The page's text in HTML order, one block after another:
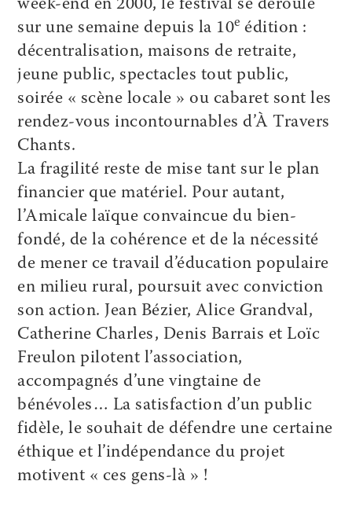
week-end en 2000, le festival se déroule
sur une semaine depuis la 10e édition :
décentralisation, maisons de retraite,
jeune public, spectacles tout public,
soirée « scène locale » ou cabaret sont les
rendez-vous incontournables d’À Travers
Chants.
La fragilité reste de mise tant sur le plan
financier que matériel. Pour autant,
l’Amicale laïque convaincue du bien-
fondé, de la cohérence et de la nécessité
de mener ce travail d’éducation populaire
en milieu rural, poursuit avec conviction
son action. Jean Bézier, Alice Grandval,
Catherine Charles, Denis Barrais et Loïc
Freulon pilotent l’association,
accompagnés d’une vingtaine de
bénévoles… La satisfaction d’un public
fidèle, le souhait de défendre une certaine
éthique et l’indépendance du projet
motivent « ces gens-là » !